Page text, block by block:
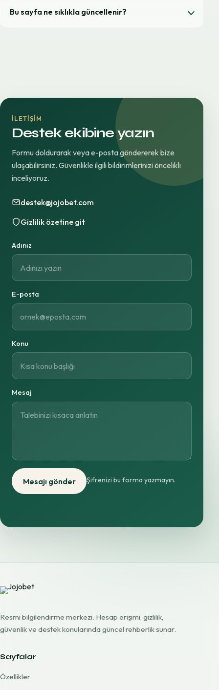
Bu sayfa ne sıklıkla güncellenir?
İLETIŞIM
Destek ekibine yazın
Formu doldurarak veya e-posta göndererek bize
ulaşabilirsiniz. Güvenlikle ilgili bildirimlerinizi öncelikli
inceliyoruz.
destek@jojobet.com
Gizlilik özetine git
Adınız
E-posta
Konu
Mesaj
Mesajı gönder Şifrenizi bu forma yazmayın.
Resmi bilgilendirme merkezi. Hesap erişimi, gizlilik,
güvenlik ve destek konularında güncel rehberlik sunar.
Sayfalar
Özellikler